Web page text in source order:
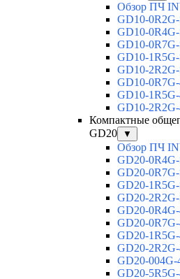
Обзор ПЧ
GD10-
GD10-
GD10-
GD10-
GD10-
GD10-
GD10-
GD10-
Компактные
GD20
▼
Обзор ПЧ
GD20-
GD20-
GD20-
GD20-
GD20-
GD20-
GD20-
GD20-
GD20-
GD20-